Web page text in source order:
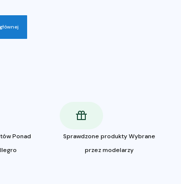
Ponad
Sprawdzone produkty Wybrane
przez modelarzy